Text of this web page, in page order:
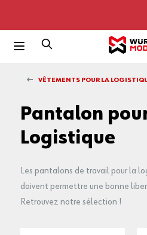
L'OFFRE DU MOMENT :
EN PLUS :
sur le reste du site avec le code
*Offre non cumulable avec toutes autres
cours (déstockage, promos, frais de
disponibles, jusqu’au 16/08/2026.
Aller au contenu
VÊTEMENTS POUR LA
Pantalon
Logistique
Les pantalons de travail pour la
doivent permettre une bonne
Retrouvez notre sélection !